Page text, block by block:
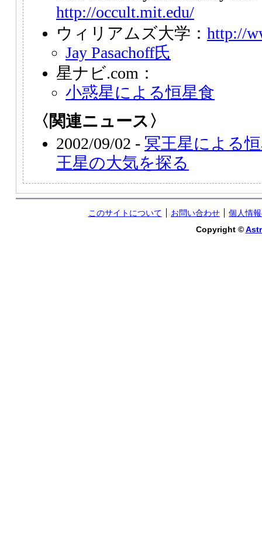
http://occult.mit.edu/
ウィリアムズ大学： http://
Jay Pasachoff氏
星ナビ.com：
小惑星による恒星食
〈関連ニュース〉
2002/09/02 - 冥王星による
王星の大気を探る
このサイトについて お問い合わせ
個人情
Copyright ©